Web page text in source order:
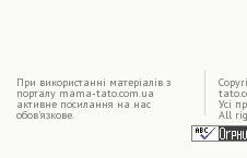
При використаннi матерiалiв з
порталу mama-tato.com.ua
активне посилання на нас
обов'язкове.
Усі
All